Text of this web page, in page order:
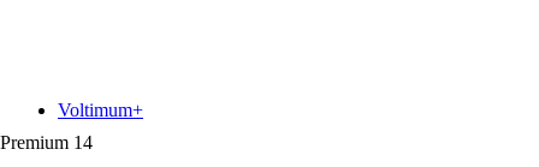
Premium 14
Voltimum+